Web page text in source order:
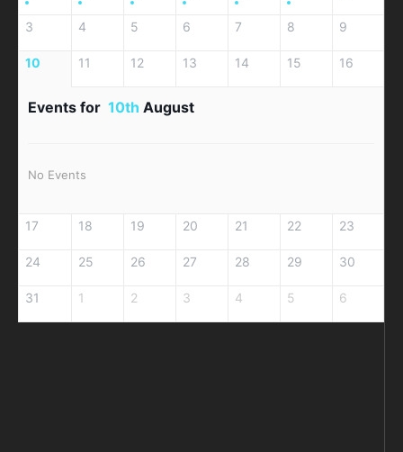
3 4 5 6 7 8 9
10 11 12 13 14 15 16
Events for 10th August
No Events
17 18 19 20 21 22 23
24 25 26 27 28 29 30
31 1 2 3 4 5 6